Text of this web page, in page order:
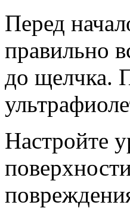
Перед
правильно
до щелчка.
Настройте